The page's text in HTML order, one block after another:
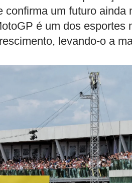
confirma um futuro ainda
é um dos
levando-o a